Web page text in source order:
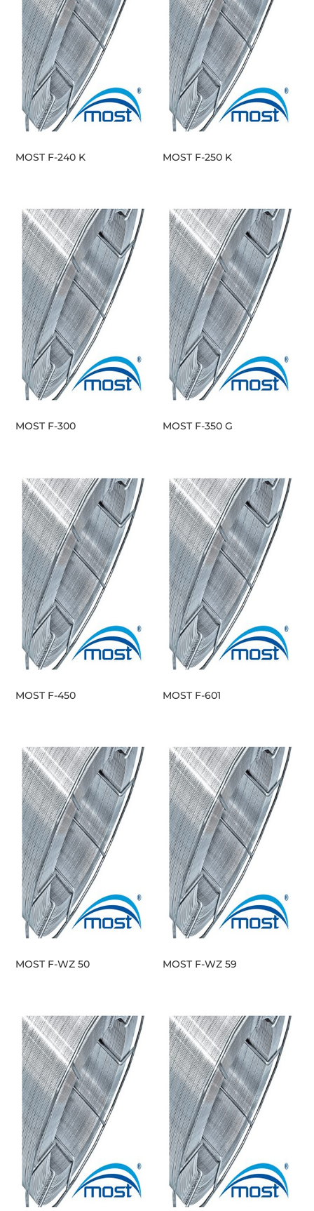
MOST F-240 K MOST F-250 K
MOST F-300 MOST F-350 G
MOST F-450 MOST F-601
MOST F-WZ 50 MOST F-WZ 59